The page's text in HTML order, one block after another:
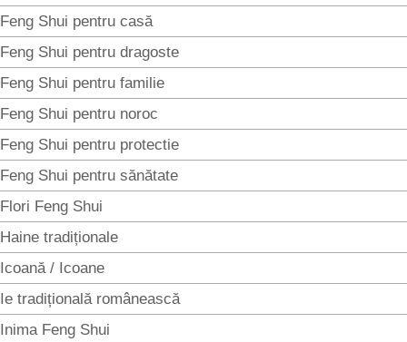
Feng Shui pentru casă
Feng Shui pentru dragoste
Feng Shui pentru familie
Feng Shui pentru noroc
Feng Shui pentru protectie
Feng Shui pentru sănătate
Flori Feng Shui
Haine tradiționale
Icoană / Icoane
Ie tradițională românească
Inima Feng Shui